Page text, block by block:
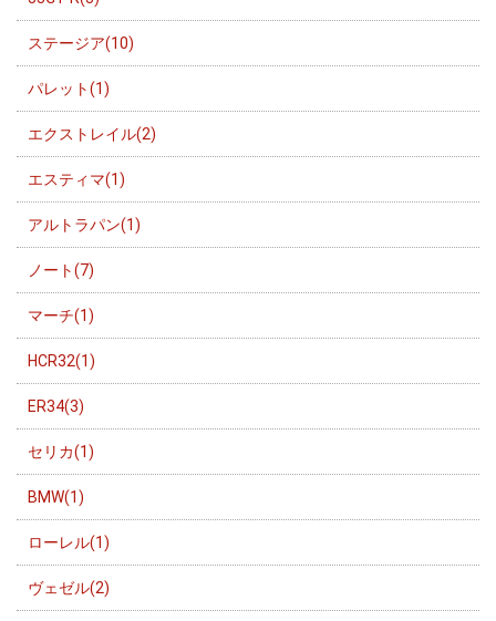
ステージア(10)
パレット(1)
エクストレイル(2)
エスティマ(1)
アルトラパン(1)
ノート(7)
マーチ(1)
HCR32(1)
ER34(3)
セリカ(1)
BMW(1)
ローレル(1)
ヴェゼル(2)